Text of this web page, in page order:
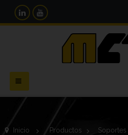
Navegación
Toggle
Inicio > Productos > Soportes